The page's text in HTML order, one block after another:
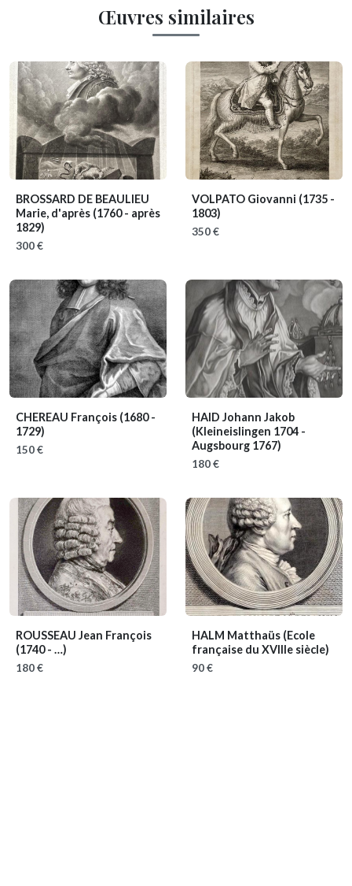
Œuvres similaires
BROSSARD DE BEAULIEU
Marie, d'après (1760 - après
1829)
300 €
VOLPATO Giovanni (1735 -
1803)
350 €
CHEREAU François (1680 -
1729)
150 €
HAID Johann Jakob
(Kleineislingen 1704 -
Augsbourg 1767)
180 €
ROUSSEAU Jean François
(1740 - …)
180 €
HALM Matthaüs (Ecole
française du XVIIIe siècle)
90 €